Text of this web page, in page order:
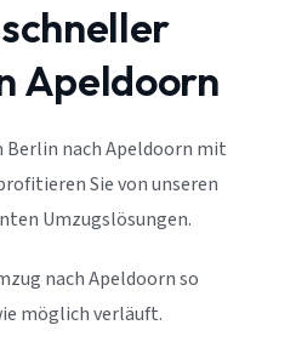
Apeldoorn
Berlin nach Apeldoorn mit
Sie von unseren
Umzugslösungen.
nach Apeldoorn so
möglich verläuft.